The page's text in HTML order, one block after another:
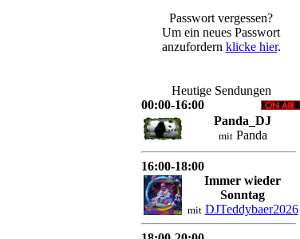
Passwort vergessen?
Um ein neues Passwort
anzufordern klicke hier.
Heutige Sendungen
00:00-16:00
Panda_DJ
mitPanda
16:00-18:00
Immer wieder
Sonntag
mit DJTeddybaer2026